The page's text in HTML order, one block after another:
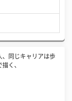
、同じキャリアは歩
く、